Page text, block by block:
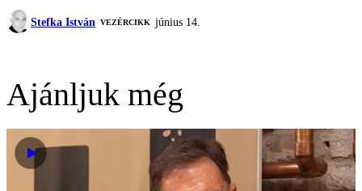
Stefka István VEZÉRCIKK június 14.
Ajánljuk még